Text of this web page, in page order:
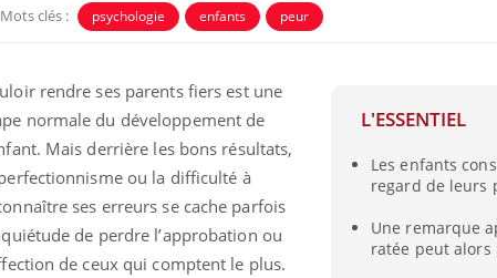
Mots clés : psychologie enfants peur
L'ESSENTIEL
Les enfants
regard de leurs
Une remarque
ratée peut
rendre ses parents fiers est une
normale du développement de
Mais derrière les bons résultats,
ou la difficulté à
ses erreurs se cache parfois
de perdre l’approbation ou
de ceux qui comptent le plus.